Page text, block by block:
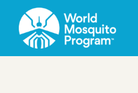
Pular
para
conteúdo